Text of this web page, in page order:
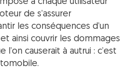
de s’assurer
les conséquences d’un
ainsi couvrir les dommages
causerait à autrui : c’est